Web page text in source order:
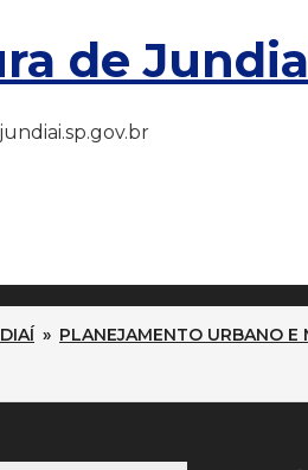
de
» PLANEJAMENTO URBANO E